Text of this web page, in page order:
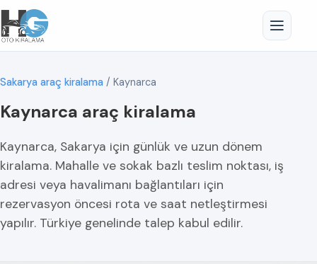
Sakarya araç kiralama / Kaynarca
Kaynarca araç kiralama
Kaynarca, Sakarya için günlük ve uzun dönem
kiralama. Mahalle ve sokak bazlı teslim noktası, iş
adresi veya havalimanı bağlantıları için
rezervasyon öncesi rota ve saat netleştirmesi
yapılır. Türkiye genelinde talep kabul edilir.